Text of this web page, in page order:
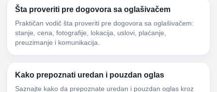
Šta proveriti pre dogovora sa oglašivačem
Praktičan vodič šta proveriti pre dogovora sa oglašivačem:
stanje, cena, fotografije, lokacija, uslovi, plaćanje,
preuzimanje i komunikacija.
Kako prepoznati uredan i pouzdan oglas
Saznajte kako da prepoznate uredan i pouzdan oglas kroz